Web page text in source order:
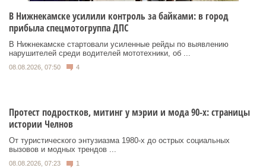
В Нижнекамске усилили контроль за байками: в город
прибыла спецмотогруппа ДПС
В Нижнекамске стартовали усиленные рейды по выявлению
нарушителей среди водителей мототехники, об ...
08.08.2026, 07:50 4
Протест подростков, митинг у мэрии и мода 90-х: страницы
истории Челнов
От туристического энтузиазма 1980‑х до острых социальных
вызовов и модных трендов ...
08.08.2026, 07:23 1